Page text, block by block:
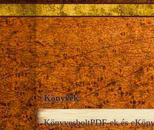
Könyvek
KönyvesboltPDF-ek és